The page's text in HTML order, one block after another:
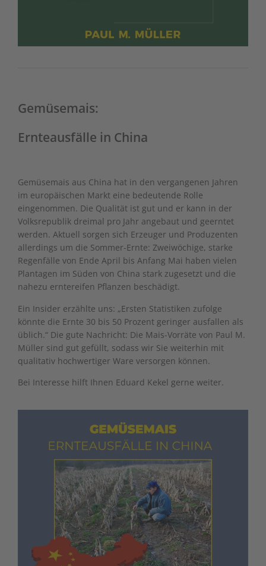
Gemüsemais:
Ernteausfälle in China
Gemüsemais aus China hat in den vergangenen Jahren
im europäischen Markt eine bedeutende Rolle
eingenommen. Die Qualität ist gut und er kann in der
Volksrepublik dreimal pro Jahr angebaut und geerntet
werden. Aktuell sorgen sich Erzeuger und Produzenten
allerdings um die Sommer-Ernte: Zweiwöchige, starke
Regenfälle von Ende April bis Anfang Mai haben vielen
Plantagen im Süden von China stark zugesetzt und die
nahezu erntereifen Pflanzen beschädigt.
Ein Insider erzählte uns: „Ersten Statistiken zufolge
könnte die Ernte 30 bis 50 Prozent geringer ausfallen als
üblich.“ Die gute Nachricht: Die Mais-Vorräte von Paul M.
Müller sind gut gefüllt, sodass wir Sie weiterhin mit
qualitativ hochwertiger Ware versorgen können.
Bei Interesse hilft Ihnen Eduard Kekel gerne weiter.